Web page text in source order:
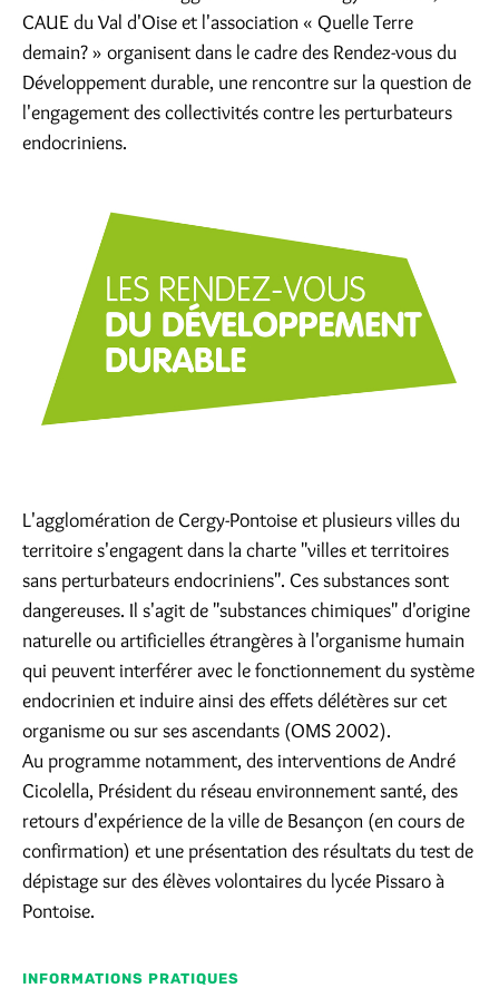
CAUE du Val d'Oise et l'association « Quelle Terre
demain? » organisent dans le cadre des Rendez-vous du
Développement durable, une rencontre sur la question de
l'engagement des collectivités contre les perturbateurs
endocriniens.
L'agglomération de Cergy-Pontoise et plusieurs villes du
territoire s'engagent dans la charte "villes et territoires
sans perturbateurs endocriniens". Ces substances sont
dangereuses. Il s'agit de "substances chimiques" d'origine
naturelle ou artificielles étrangères à l'organisme humain
qui peuvent interférer avec le fonctionnement du système
endocrinien et induire ainsi des effets délétères sur cet
organisme ou sur ses ascendants (OMS 2002).
Au programme notamment, des interventions de André
Cicolella, Président du réseau environnement santé, des
retours d'expérience de la ville de Besançon (en cours de
confirmation) et une présentation des résultats du test de
dépistage sur des élèves volontaires du lycée Pissaro à
Pontoise.
INFORMATIONS PRATIQUES